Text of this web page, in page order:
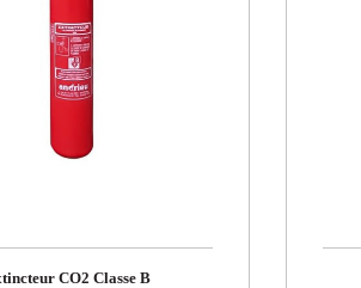
CO2 Classe B